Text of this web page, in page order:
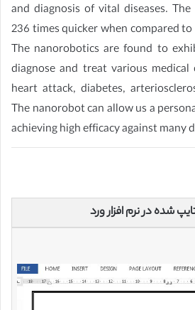
and diagnosis of vital diseases.
236 times quicker when compared
The nanorobotics are found to
diagnose and treat various
heart attack, diabetes,
The nanorobot can allow us a
achieving high efficacy against many
شده در نرم افزار ورد